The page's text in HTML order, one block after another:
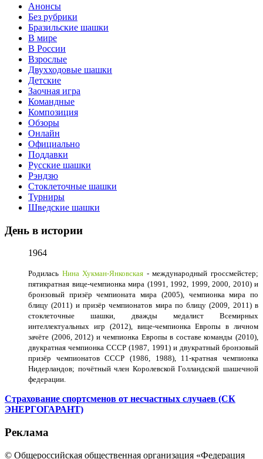
Анонсы
Без рубрики
Бразильские шашки
В мире
В России
Взрослые
Двухходовые шашки
Детские
Заочная игра
Командные
Композиция
Обзоры
Онлайн
Официально
Поддавки
Русские шашки
Рэндзю
Стоклеточные шашки
Турниры
Шведские шашки
День в истории
1964
Родилась Нина Хукман-Янковская - международный гроссмейстер;
пятикратная вице-чемпионка мира (1991, 1992, 1999, 2000, 2010) и
бронзовый призёр чемпионата мира (2005), чемпионка мира по
блицу (2011) и призёр чемпионатов мира по блицу (2009, 2011) в
стоклеточные шашки, дважды медалист Всемирных
интеллектуальных игр (2012), вице-чемпионка Европы в личном
зачёте (2006, 2012) и чемпионка Европы в составе команды (2010),
двукратная чемпионка СССР (1987, 1991) и двукратный бронзовый
призёр чемпионатов СССР (1986, 1988), 11-кратная чемпионка
Нидерландов; почётный член Королевской Голландской шашечной
федерации.
Страхование спортсменов от несчастных случаев (СК
ЭНЕРГОГАРАНТ)
Реклама
© Общероссийская общественная организация «Федерация